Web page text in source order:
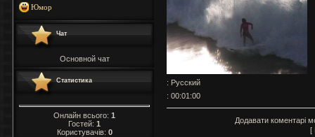
Юмор
Чат
Основной чат
Статистика
Онлайн всього: 1
Гостей: 1
Користувачів: 0
: Русский
: 00:01:00
Додавати коментарі
[